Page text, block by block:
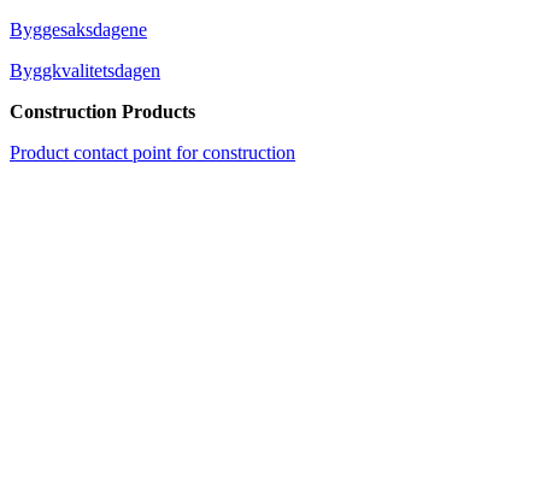
Byggesaksdagene
Byggkvalitetsdagen
Construction Products
Product contact point for construction